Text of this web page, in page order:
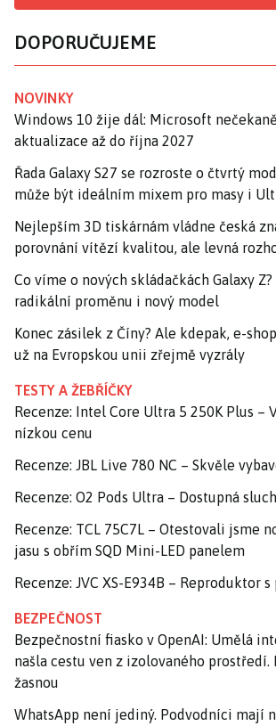
DOPORUČUJEME
NOVINKY
Windows 10 žije dál: Microsoft
aktualizace až do října 2027
Řada Galaxy S27 se rozroste o čtvrtý
může být ideálním mixem pro masy i
Nejlepším 3D tiskárnám vládne česká
porovnání vítězí kvalitou, ale levná
Co víme o nových skládačkách Galaxy
radikální proměnu i nový model
Konec zásilek z Číny? Ale kdepak, e-
už na Evropskou unii zřejmě vyzrály
TESTY A ŽEBŘÍČKY
Recenze: Intel Core Ultra 5 250K Plus –
nízkou cenu
Recenze: JBL Live 780 NC – Skvěle
Recenze: O2 Pods Ultra – Dostupná
Recenze: TCL 75C7L – Otestovali jsme
jasu s obřím SQD Mini-LED panelem
Recenze: JVC XS-E934B – Reproduktor
BEZPEČNOST
Bezpečnostní fiasko v OpenAI: Umělá
našla cestu ven z izolovaného
žasnou
WhatsApp není jediný. Podvodníci mají